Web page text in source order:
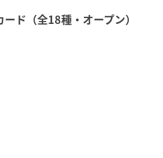
ド（全18種・オープン）